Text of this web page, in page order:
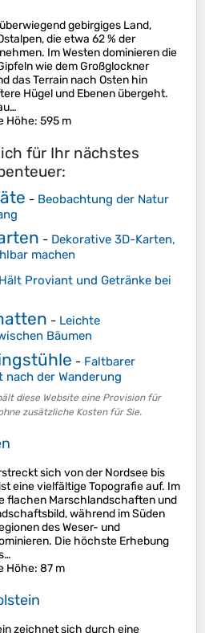
gebirgiges Land,
die etwa 62 % der
Im Westen dominieren die
wie dem Großglockner
das Terrain nach Osten hin
Hügel und Ebenen übergeht.
Höhe: 595 m
für Ihr nächstes
- Beobachtung der Natur
- Dekorative 3D-Karten,
machen
Hält Proviant und Getränke bei
- Leichte
Bäumen
- Faltbarer
der Wanderung
diese Website eine Provision für
zusätzliche Kosten für Sie.
sich von der Nordsee bis
eine vielfältige Topografie auf. Im
flachen Marschlandschaften und
während im Süden
des Weser- und
Die höchste Erhebung
Höhe: 87 m
zeichnet sich durch eine